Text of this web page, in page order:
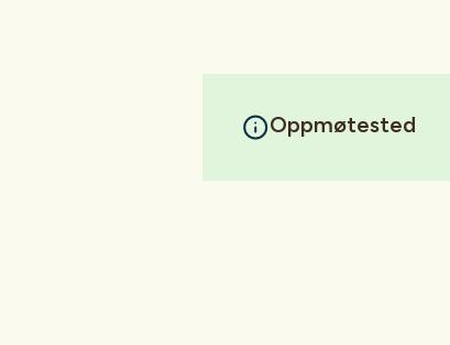
Oppmøtested